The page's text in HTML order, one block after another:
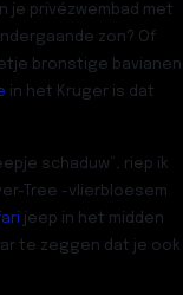
je privézwembad met
zon? Of
bronstige bavianen
in het Kruger is dat
schaduw”, riep ik
Tree -vlierbloesem
jeep in het midden
te zeggen dat je ook